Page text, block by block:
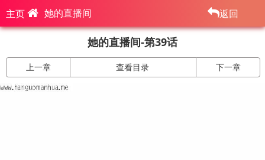
主页 她的直播间 返回
她的直播间-第39话
上一章 查看目录 下一章